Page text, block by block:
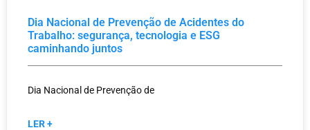
Dia Nacional de Prevenção de Acidentes do
Trabalho: segurança, tecnologia e ESG
caminhando juntos
Dia Nacional de Prevenção de
LER +